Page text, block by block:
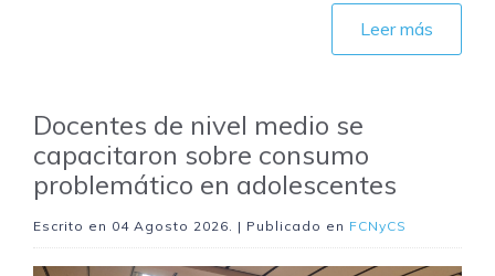
Leer más
Docentes de nivel medio se
capacitaron sobre consumo
problemático en adolescentes
Escrito en 04 Agosto 2026 . | Publicado en FCNyCS